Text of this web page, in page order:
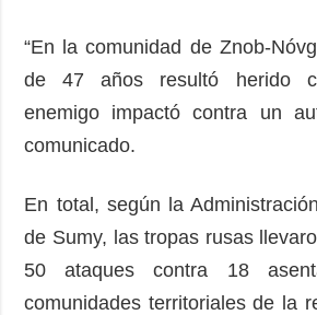
“En la comunidad de Znob-
de 47 años resultó herido
enemigo impactó contra un
comunicado.
En total, según la
de Sumy, las tropas rusas
50 ataques contra 18
comunidades territoriales de la